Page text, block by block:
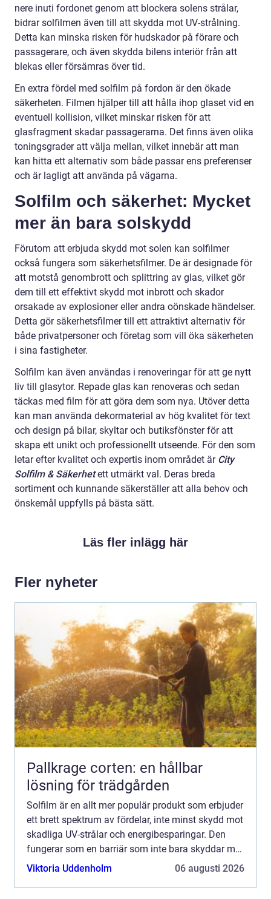
nere inuti fordonet genom att blockera solens strålar,
bidrar solfilmen även till att skydda mot UV-strålning.
Detta kan minska risken för hudskador på förare och
passagerare, och även skydda bilens interiör från att
blekas eller försämras över tid.
En extra fördel med solfilm på fordon är den ökade
säkerheten. Filmen hjälper till att hålla ihop glaset vid en
eventuell kollision, vilket minskar risken för att
glasfragment skadar passagerarna. Det finns även olika
toningsgrader att välja mellan, vilket innebär att man
kan hitta ett alternativ som både passar ens preferenser
och är lagligt att använda på vägarna.
Solfilm och säkerhet: Mycket
mer än bara solskydd
Förutom att erbjuda skydd mot solen kan solfilmer
också fungera som säkerhetsfilmer. De är designade för
att motstå genombrott och splittring av glas, vilket gör
dem till ett effektivt skydd mot inbrott och skador
orsakade av explosioner eller andra oönskade händelser.
Detta gör säkerhetsfilmer till ett attraktivt alternativ för
både privatpersoner och företag som vill öka säkerheten
i sina fastigheter.
Solfilm kan även användas i renoveringar för att ge nytt
liv till glasytor. Repade glas kan renoveras och sedan
täckas med film för att göra dem som nya. Utöver detta
kan man använda dekormaterial av hög kvalitet för text
och design på bilar, skyltar och butiksfönster för att
skapa ett unikt och professionellt utseende. För den som
letar efter kvalitet och expertis inom området ärCity
Solfilm & Säkerhet ett utmärkt val. Deras breda
sortiment och kunnande säkerställer att alla behov och
önskemål uppfylls på bästa sätt.
Läs fler inlägg här
Fler nyheter
Pallkrage corten: en hållbar
lösning för trädgården
Solfilm är en allt mer populär produkt som erbjuder
ett brett spektrum av fördelar, inte minst skydd mot
skadliga UV-strålar och energibesparingar. Den
fungerar som en barriär som inte bara skyddar mot
solens starka str&arin...
Viktoria Uddenholm 06 augusti 2026